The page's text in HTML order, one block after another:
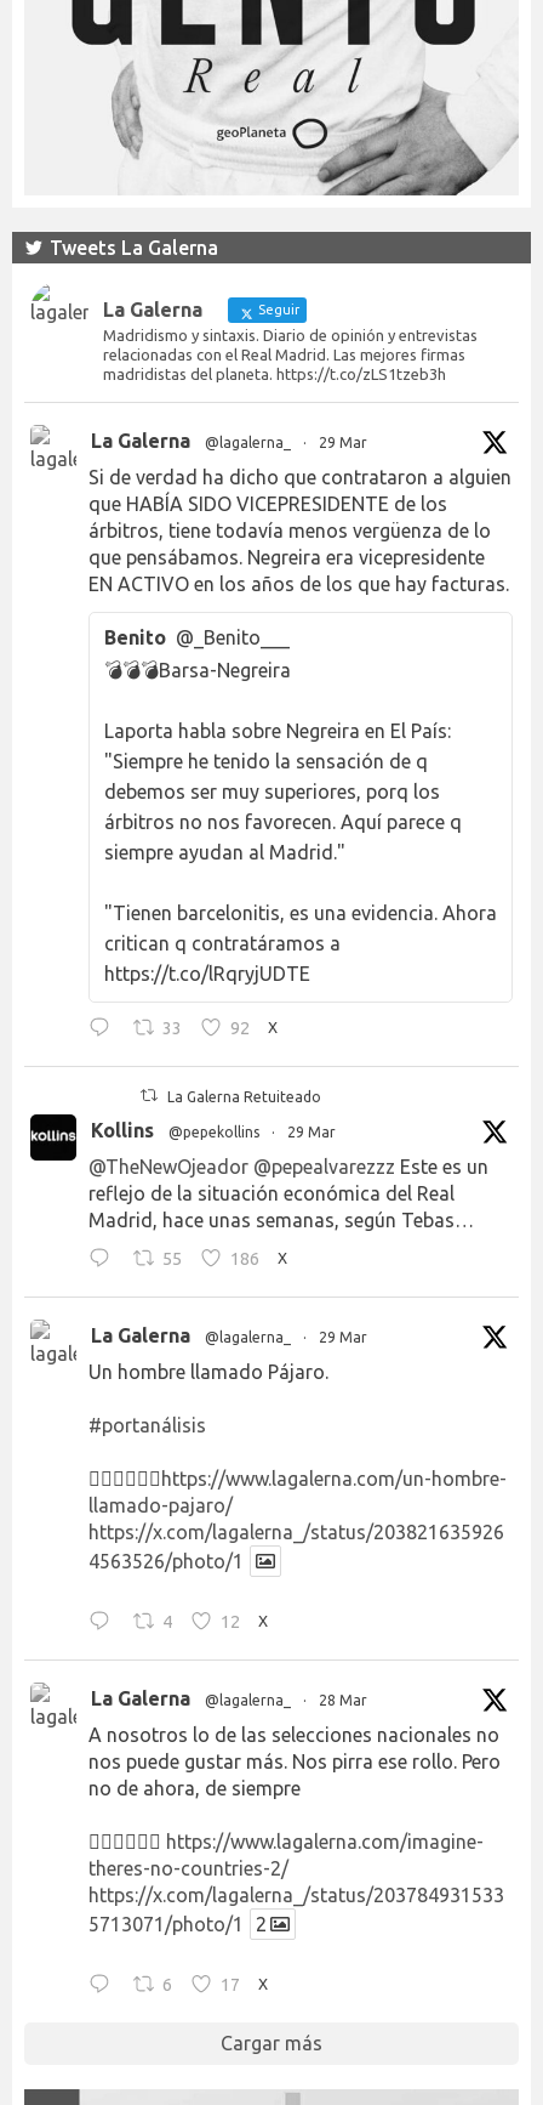
Tweets La Galerna
La Galerna Seguir
Madridismo y sintaxis. Diario de opinión y entrevistas
relacionadas con el Real Madrid. Las mejores firmas
madridistas del planeta. https://t.co/zLS1tzeb3h
La Galerna @lagalerna_ · 29 Mar
Si de verdad ha dicho que contrataron a alguien
que HABÍA SIDO VICEPRESIDENTE de los
árbitros, tiene todavía menos vergüenza de lo
que pensábamos. Negreira era vicepresidente
EN ACTIVO en los años de los que hay facturas.
Benito @_Benito___
💣💣💣Barsa-Negreira
Laporta habla sobre Negreira en El País:
"Siempre he tenido la sensación de q
debemos ser muy superiores, porq los
árbitros no nos favorecen. Aquí parece q
siempre ayudan al Madrid."
"Tienen barcelonitis, es una evidencia. Ahora
critican q contratáramos a
https://t.co/lRqryjUDTE
33 92 X
La Galerna Retuiteado
Kollins @pepekollins · 29 Mar
@TheNewOjeador @pepealvarezzz Este es un
reflejo de la situación económica del Real
Madrid, hace unas semanas, según Tebas…
55 186 X
La Galerna @lagalerna_ · 29 Mar
Un hombre llamado Pájaro.
#portanálisis
👉🏻👉🏻👉🏻 https://www.lagalerna.com/un-hombre-
llamado-pajaro/
https://x.com/lagalerna_/status/203821635926
4563526/photo/1
4 12 X
La Galerna @lagalerna_ · 28 Mar
A nosotros lo de las selecciones nacionales no
nos puede gustar más. Nos pirra ese rollo. Pero
no de ahora, de siempre
👉🏻👉🏻👉🏻 https://www.lagalerna.com/imagine-
theres-no-countries-2/
https://x.com/lagalerna_/status/203784931533
5713071/photo/1
2
6 17 X
Cargar más